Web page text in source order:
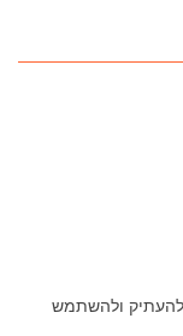
להעתיק ולהשתמש